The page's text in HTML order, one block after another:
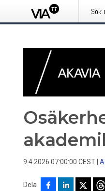
Sök
9.4.2026 07:00:00 CEST
Dela